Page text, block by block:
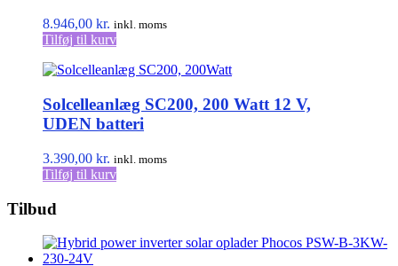
8.946,00 kr. inkl. moms
Tilføj til kurv
Solcelleanlæg SC200, 200 Watt 12 V,
UDEN batteri
3.390,00 kr. inkl. moms
Tilføj til kurv
Tilbud